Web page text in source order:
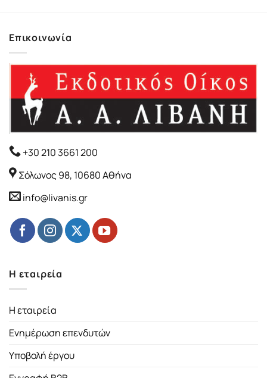
Επικοινωνία
+30 210 3661 200
Σόλωνος 98, 10680 Αθήνα
info@livanis.gr
Η εταιρεία
Η εταιρεία
Ενημέρωση επενδυτών
Υποβολή έργου